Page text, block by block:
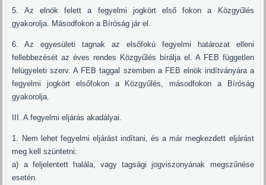
5. Az elnök felett a fegyelmi jogkört első fokon a Közgyűlés
gyakorolja. Másodfokon a Bíróság jár el.
6. Az egyesületi tagnak az elsőfokú fegyelmi határozat elleni
fellebbezését az éves rendes Közgyűlés bírálja el. A FEB független
felügyeleti szerv. A FEB taggal szemben a FEB elnök indítványára a
fegyelmi jogkört elsőfokon a Közgyűlés, másodfokon a Bíróság
gyakorolja.
III. A fegyelmi eljárás akadályai.
1. Nem lehet fegyelmi eljárást indítani, és a már megkezdett eljárást
meg kell szüntetni:
a) a feljelentett halála, vagy tagsági jogviszonyának megszűnése
esetén.